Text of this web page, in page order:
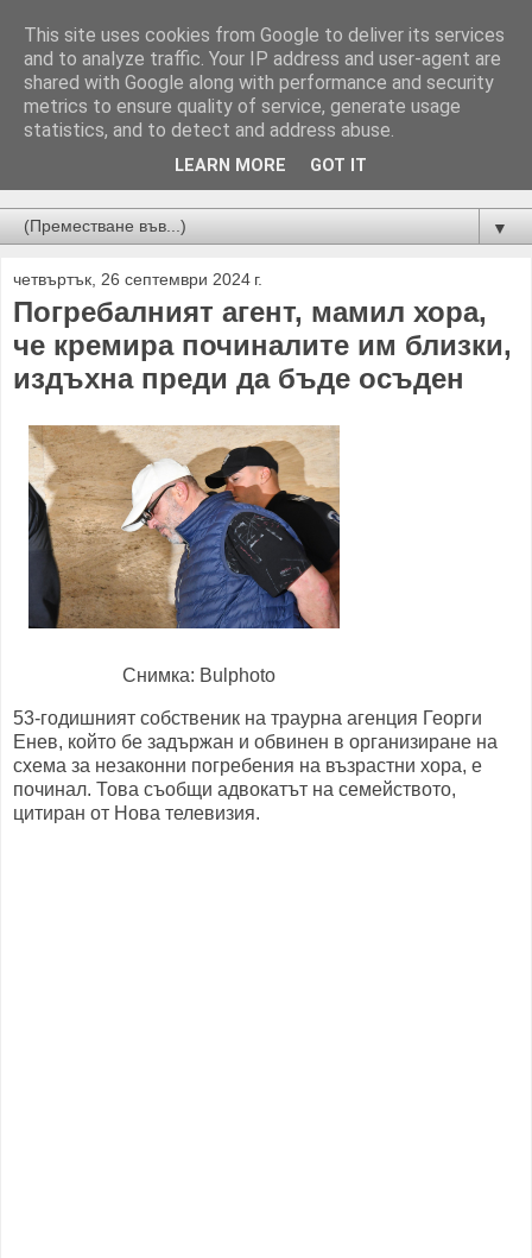
Новини от Бургас, страната и света!
▼
четвъртък, 26 септември 2024 г.
Погребалният агент, мамил хора,
че кремира починалите им близки,
издъхна преди да бъде осъден
Снимка: Bulphoto
53-годишният собственик на траурна агенция Георги
Енев, който бе задържан и обвинен в организиране на
схема за незаконни погребения на възрастни хора, е
починал. Това съобщи адвокатът на семейството,
цитиран от Нова телевизия.
This site uses cookies from Google to deliver its services
and to analyze traffic. Your IP address and user-agent are
shared with Google along with performance and security
metrics to ensure quality of service, generate usage
statistics, and to detect and address abuse.
LEARN MORE GOT IT